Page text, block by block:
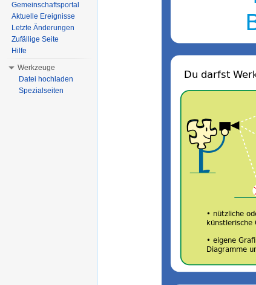
Gemeinschaftsportal
Aktuelle Ereignisse
Letzte Änderungen
Zufällige Seite
Hilfe
Werkzeuge
Datei hochladen
Spezialseiten